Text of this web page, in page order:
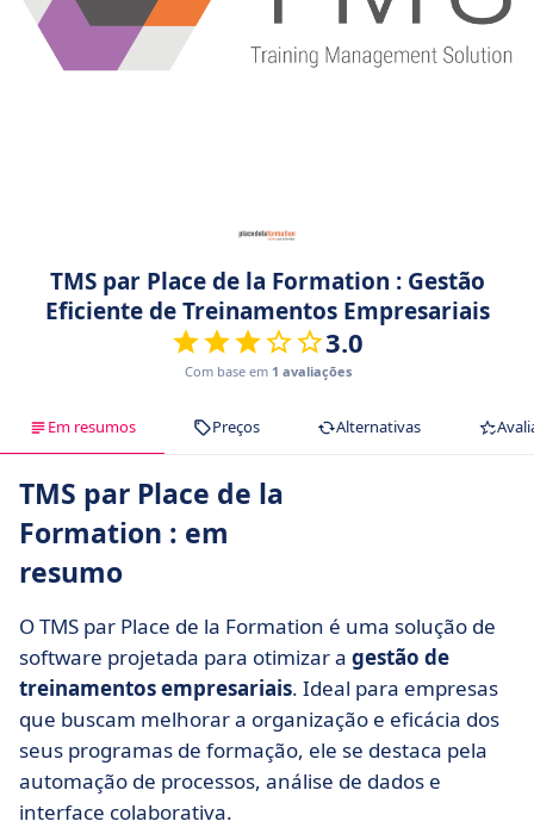
TMS par Place de la Formation : Gestão
Eficiente de Treinamentos Empresariais
3.0
Com base em 1 avaliações
Em resumos Preços Alternativas
TMS par Place de la
Formation : em
resumo
O TMS par Place de la Formation é uma solução de
software projetada para otimizar a gestão de
treinamentos empresariais. Ideal para empresas
que buscam melhorar a organização e eficácia dos
seus programas de formação, ele se destaca pela
automação de processos, análise de dados e
interface colaborativa.